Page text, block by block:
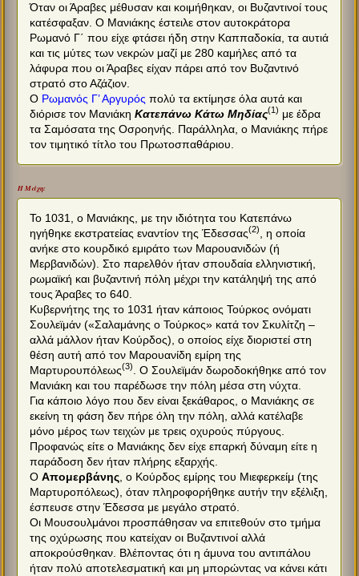
Όταν οι Άραβες μέθυσαν και κοιμήθηκαν, οι Βυζαντινοί τους
κατέσφαξαν. Ο Μανιάκης έστειλε στον αυτοκράτορα
Ρωμανό Γ΄ που είχε φτάσει ήδη στην Καππαδοκία, τα αυτιά
και τις μύτες των νεκρών μαζί με 280 καμήλες από τα
λάφυρα που οι Άραβες είχαν πάρει από τον Βυζαντινό
στρατό στο Αζάζιον.
Ο Ρωμανός Γ’ Αργυρός πολύ τα εκτίμησε όλα αυτά και
διόρισε τον ΜανιάκηΚατεπάνω Κάτω Μηδίας(1) με έδρα
τα Σαμόσατα της Οσροηνής. Παράλληλα, ο Μανιάκης πήρε
τον τιμητικό τίτλο του Πρωτοσπαθάριου.
Η Μάχη:
Το 1031, ο Μανιάκης, με την ιδιότητα του Κατεπάνω
ηγήθηκε εκστρατείας εναντίον της Έδεσσας(2), η οποία
ανήκε στο κουρδικό εμιράτο των Μαρουανιδών (ή
Μερβανιδών). Στο παρελθόν ήταν σπουδαία ελληνιστική,
ρωμαϊκή και βυζαντινή πόλη μέχρι την κατάληψή της από
τους Άραβες το 640.
Κυβερνήτης της το 1031 ήταν κάποιος Τούρκος ονόματι
Σουλεϊμάν («Σαλαμάνης ο Τούρκος» κατά τον Σκυλίτζη –
αλλά μάλλον ήταν Κούρδος), ο οποίος είχε διοριστεί στη
θέση αυτή από τον Μαρουανίδη εμίρη της
Μαρτυρουπόλεως(3). Ο Σουλεϊμάν δωροδοκήθηκε από τον
Μανιάκη και του παρέδωσε την πόλη μέσα στη νύχτα.
Για κάποιο λόγο που δεν είναι ξεκάθαρος, ο Μανιάκης σε
εκείνη τη φάση δεν πήρε όλη την πόλη, αλλά κατέλαβε
μόνο μέρος των τειχών με τρεις οχυρούς πύργους.
Προφανώς είτε ο Μανιάκης δεν είχε επαρκή δύναμη είτε η
παράδοση δεν ήταν πλήρης εξαρχής.
OΑπομερβάνης, ο Κούρδος εμίρης του Μιεφερκείμ (της
Μαρτυροπόλεως), όταν πληροφορήθηκε αυτήν την εξέλιξη,
έσπευσε στην Έδεσσα με μεγάλο στρατό.
Οι Μουσουλμάνοι προσπάθησαν να επιτεθούν στο τμήμα
της οχύρωσης που κατείχαν οι Βυζαντινοί αλλά
αποκρούσθηκαν. Βλέποντας ότι η άμυνα του αντιπάλου
ήταν πολύ αποτελεσματική και μη μπορώντας να κάνει κάτι